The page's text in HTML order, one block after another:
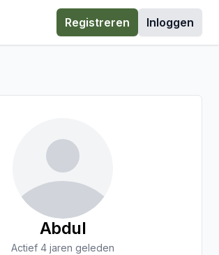
Registreren Inloggen
Abdul
Actief 4 jaren geleden